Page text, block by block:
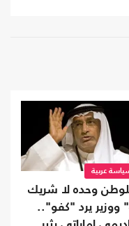
عربية
وحده لا شريك
ووزير يرد "كفو"..